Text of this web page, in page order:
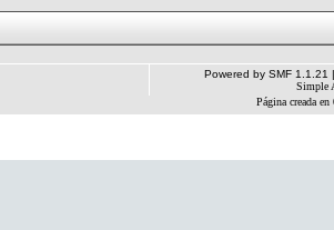
Powered by SMF 1.1.21
Simple
Página creada